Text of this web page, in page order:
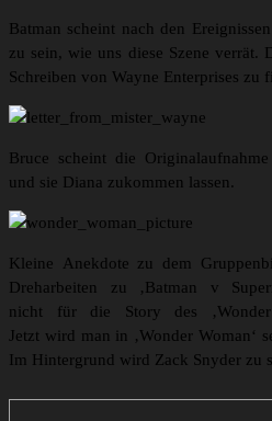
Batman scheint nach den
zu sein, wie uns diese Szene verrät.
Schreiben von Wayne Enterprises zu
Bruce scheint die
und sie Diana zukommen lassen.
Kleine Anekdote zu dem
Dreharbeiten zu ‚Batman v
nicht für die Story des ‚Wonder
Jetzt wird man in ‚Wonder Woman‘
Im Hintergrund wird Zack Snyder zu